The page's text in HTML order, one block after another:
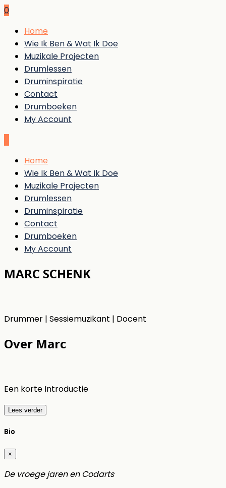
0
Home
Wie Ik Ben & Wat Ik Doe
Muzikale Projecten
Drumlessen
Druminspiratie
Contact
Drumboeken
My Account
Home
Wie Ik Ben & Wat Ik Doe
Muzikale Projecten
Drumlessen
Druminspiratie
Contact
Drumboeken
My Account
MARC SCHENK
Drummer | Sessiemuzikant | Docent
Over Marc
Een korte Introductie
Lees verder
Bio
×
De vroege jaren en Codarts